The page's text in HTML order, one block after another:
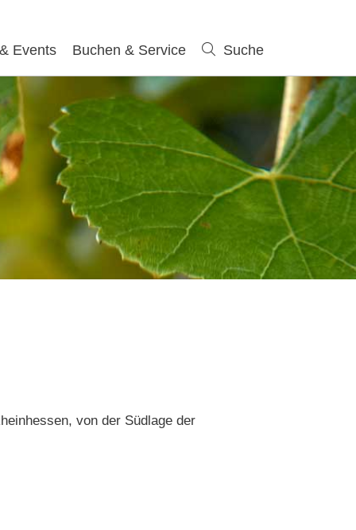
Events Buchen & Service Suche
von der Südlage der